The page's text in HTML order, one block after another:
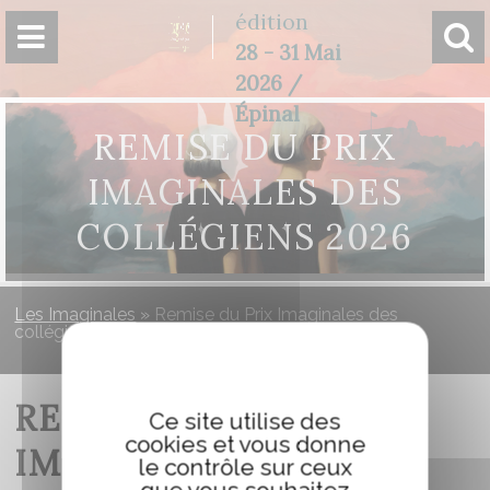
édition
28 - 31 Mai
2026 /
Épinal
REMISE DU PRIX
IMAGINALES DES
COLLÉGIENS 2026
Les Imaginales » Remise du Prix Imaginales des
collégiens 2026
REMISE DU PRIX
IMAGINALES DES
Panneau de gestion des cookies
Ce site utilise des
cookies et vous donne
le contrôle sur ceux